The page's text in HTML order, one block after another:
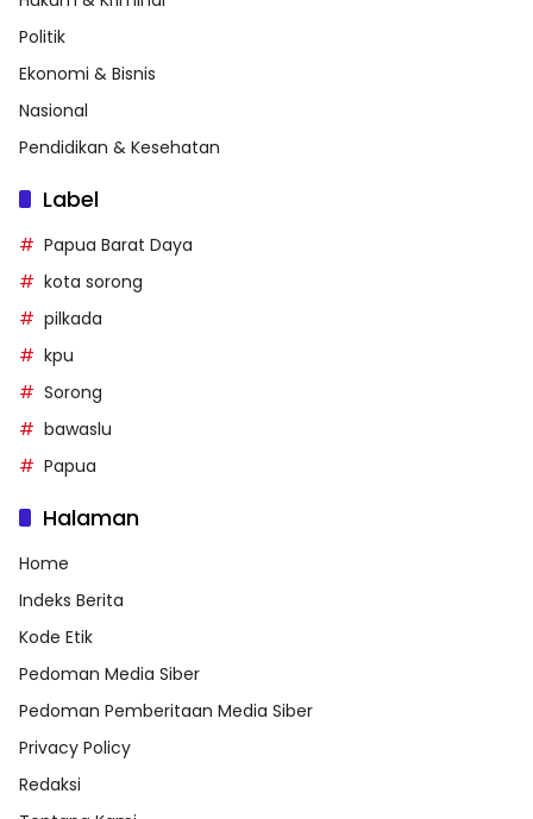
Politik
Ekonomi & Bisnis
Nasional
Pendidikan & Kesehatan
Label
Papua Barat Daya
kota sorong
pilkada
kpu
Sorong
bawaslu
Papua
Halaman
Home
Indeks Berita
Kode Etik
Pedoman Media Siber
Pedoman Pemberitaan Media Siber
Privacy Policy
Redaksi